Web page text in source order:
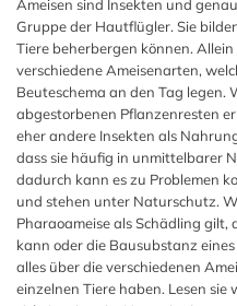
Ameisen sind Insekten und
Gruppe der Hautflügler. Sie
Tiere beherbergen können.
verschiedene Ameisenarten,
Beuteschema an den Tag legen.
abgestorbenen Pflanzenresten
eher andere Insekten als
dass sie häufig in unmittelbarer
dadurch kann es zu Problemen
und stehen unter Naturschutz.
Pharaoameise als Schädling
kann oder die Bausubstanz
alles über die verschiedenen
einzelnen Tiere haben. Lesen